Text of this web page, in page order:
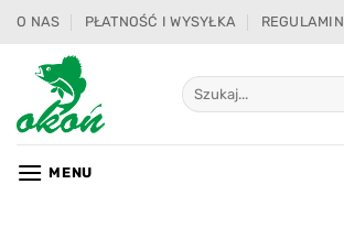
Przewiń
zawartości
O NAS PŁATNOŚĆ I WYSYŁKA REGULAMIN
Szukaj:
MENU